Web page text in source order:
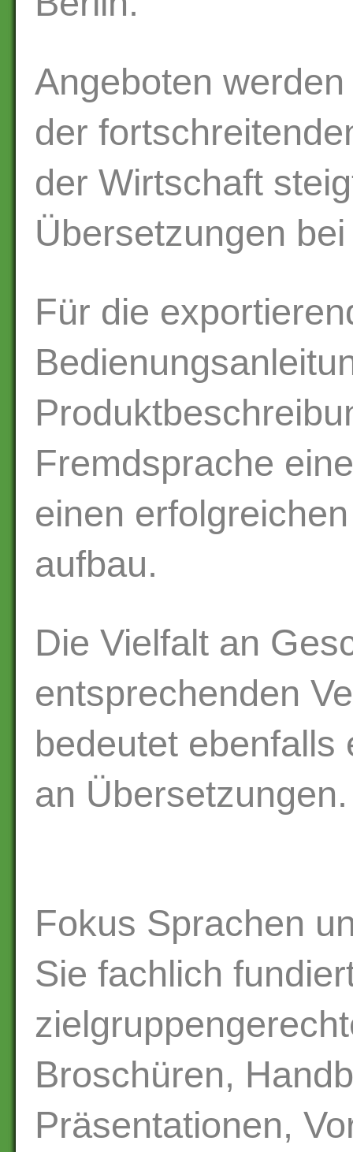
Angeboten
der
der Wirtschaft
Übersetzungen
Für die
Fremdsprache
einen
aufbau.
Die Vielfalt an
entsprechenden
bedeutet ebenfalls
an Übersetzungen.
Fokus Sprachen
Sie fachlich
Broschüren,
Präsentationen,